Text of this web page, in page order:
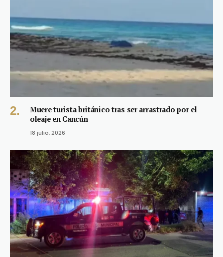
Muere turista británico tras ser arrastrado por el
oleaje en Cancún
18 julio, 2026